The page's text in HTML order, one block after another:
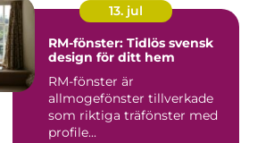
13. jul
RM-fönster: Tidlös svensk
design för ditt hem
RM-fönster är
allmogefönster tillverkade
som riktiga träfönster med
profile...